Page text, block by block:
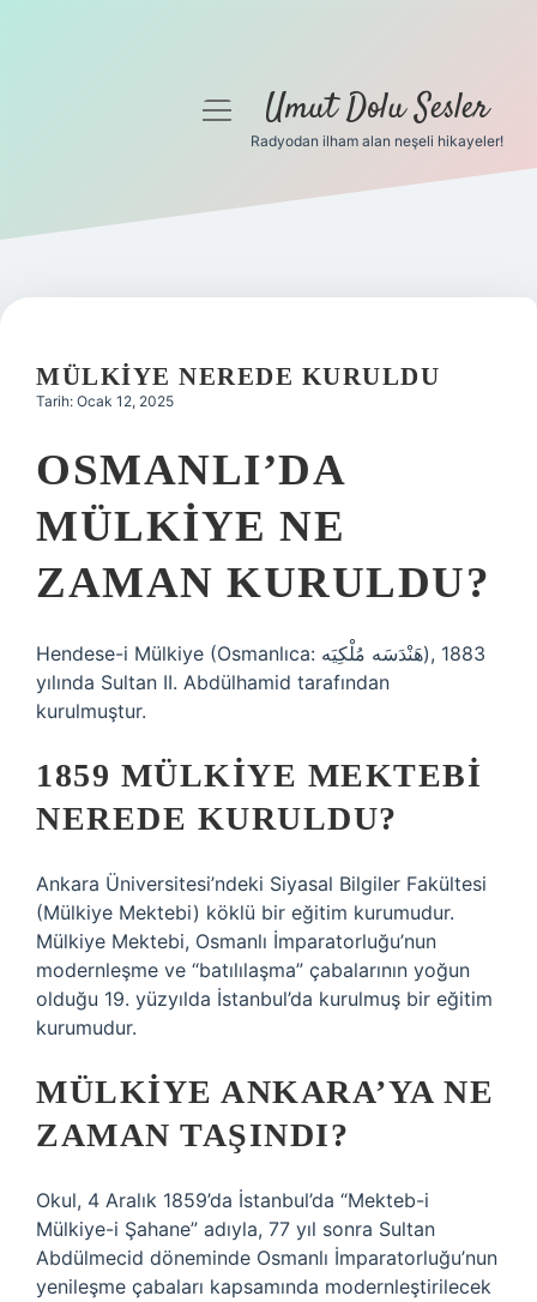
Gizlilik Politikası
Yasal Uyarı
menüyüUmut Dolu Sesler
Radyodan ilham alan neşeli hikayeler!
MÜLKIYE NEREDE KURULDU
Tarih: Ocak 12, 2025
OSMANLI’DA
MÜLKIYE NE
ZAMAN KURULDU?
Hendese-i Mülkiye (Osmanlıca: هَنْدَسَه مُلْكِيَه), 1883
yılında Sultan II. Abdülhamid tarafından
kurulmuştur.
1859 MÜLKIYE MEKTEBI
NEREDE KURULDU?
Ankara Üniversitesi’ndeki Siyasal Bilgiler Fakültesi
(Mülkiye Mektebi) köklü bir eğitim kurumudur.
Mülkiye Mektebi, Osmanlı İmparatorluğu’nun
modernleşme ve “batılılaşma” çabalarının yoğun
olduğu 19. yüzyılda İstanbul’da kurulmuş bir eğitim
kurumudur.
MÜLKIYE ANKARA’YA NE
ZAMAN TAŞINDI?
Okul, 4 Aralık 1859’da İstanbul’da “Mekteb-i
Mülkiye-i Şahane” adıyla, 77 yıl sonra Sultan
Abdülmecid döneminde Osmanlı İmparatorluğu’nun
yenileşme çabaları kapsamında modernleştirilecek